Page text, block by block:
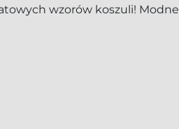
wzorów koszuli! Modne